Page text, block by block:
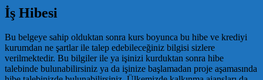
İş Hibesi
Bu belgeye sahip olduktan sonra kurs boyunca bu hibe ve krediyi
kurumdan ne şartlar ile talep edebileceğiniz bilgisi sizlere
verilmektedir. Bu bilgiler ile ya işinizi kurduktan sonra hibe
talebinde bulunabilirsiniz ya da işinize başlamadan proje aşamasında